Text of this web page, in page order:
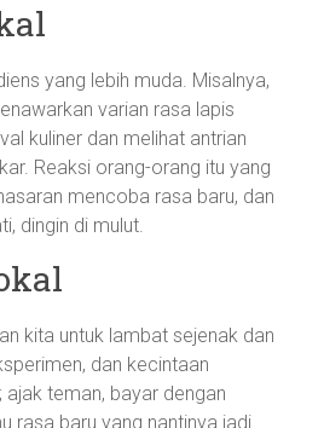
yang lebih muda. Misalnya,
varian rasa lapis
kuliner dan melihat antrian
Reaksi orang-orang itu yang
mencoba rasa baru, dan
dingin di mulut.
kita untuk lambat sejenak dan
dan kecintaan
teman, bayar dengan
rasa baru yang nantinya jadi